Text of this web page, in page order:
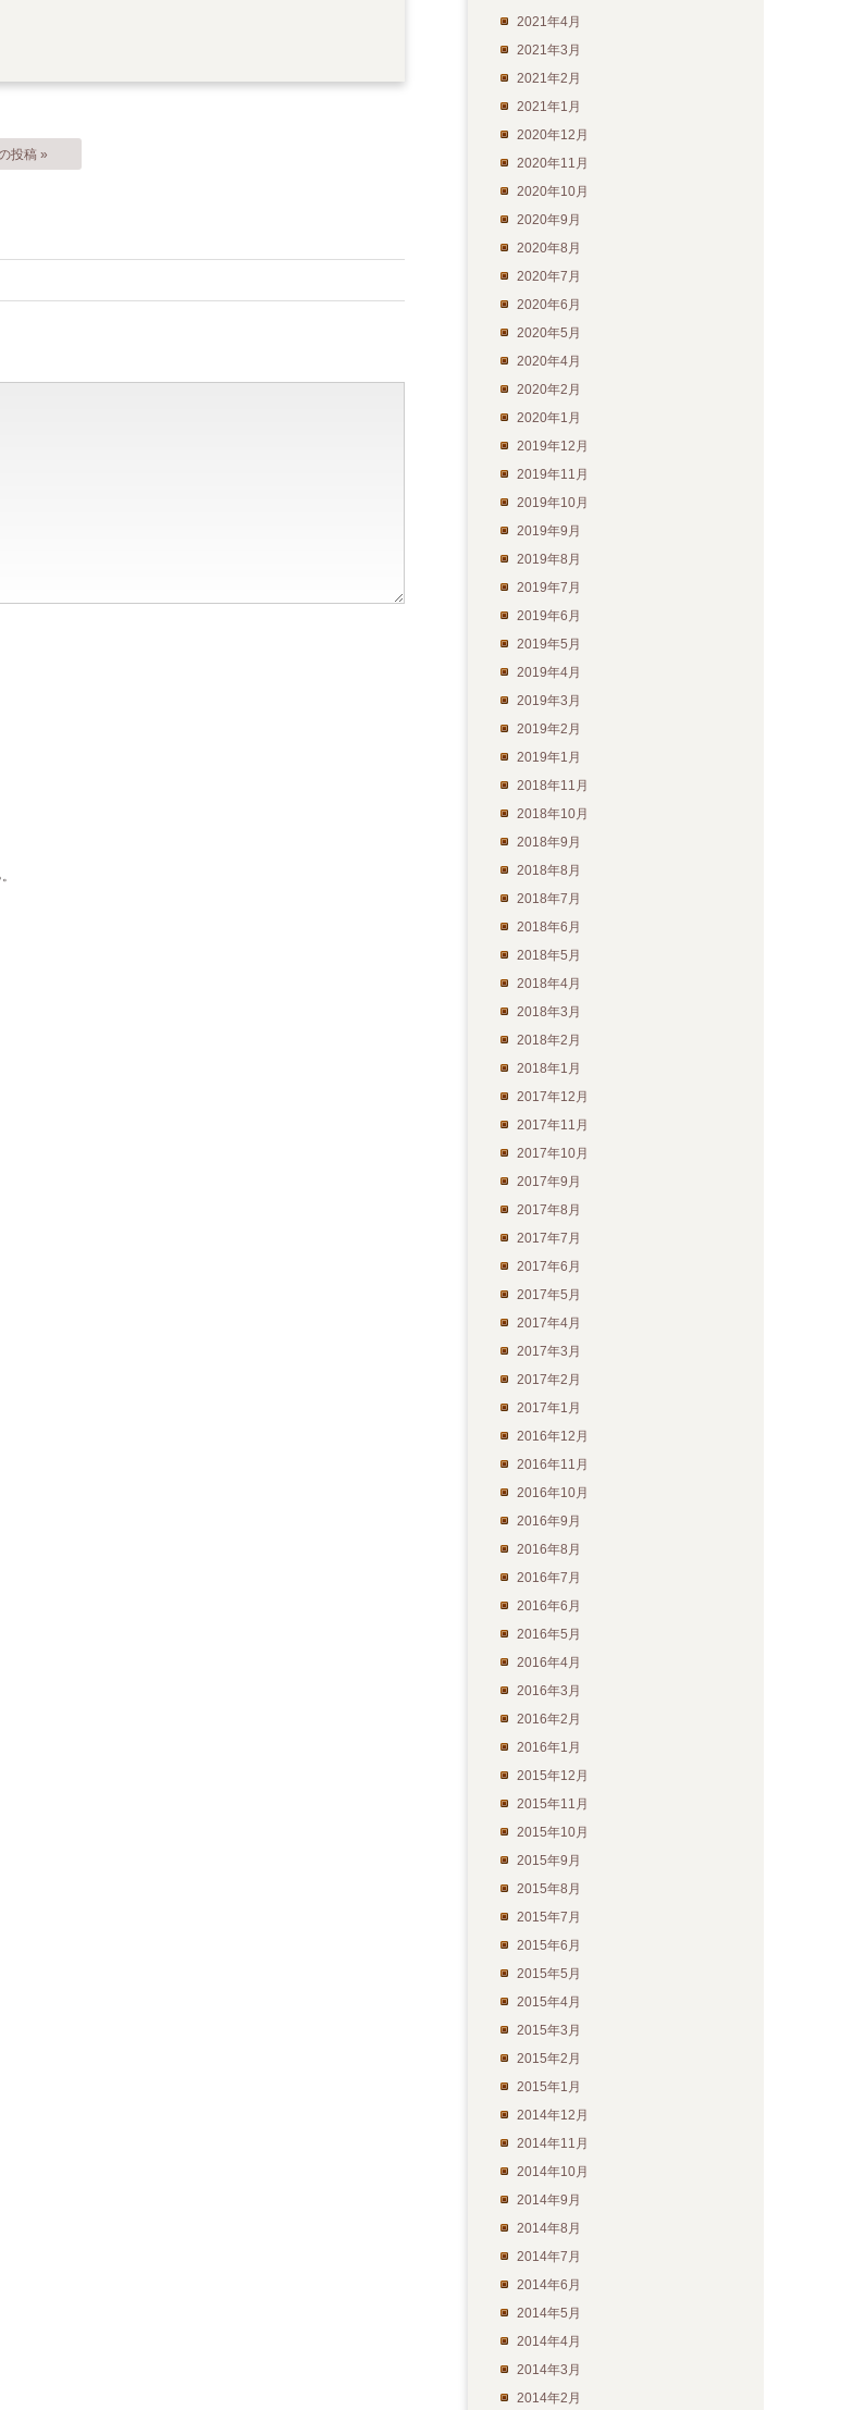
投稿 »
2021年4月
2021年3月
2021年2月
2021年1月
2020年12月
2020年11月
2020年10月
2020年9月
2020年8月
2020年7月
2020年6月
2020年5月
2020年4月
2020年2月
2020年1月
2019年12月
2019年11月
2019年10月
2019年9月
2019年8月
2019年7月
2019年6月
2019年5月
2019年4月
2019年3月
2019年2月
2019年1月
2018年11月
2018年10月
2018年9月
2018年8月
2018年7月
2018年6月
2018年5月
2018年4月
2018年3月
2018年2月
2018年1月
2017年12月
2017年11月
2017年10月
2017年9月
2017年8月
2017年7月
2017年6月
2017年5月
2017年4月
2017年3月
2017年2月
2017年1月
2016年12月
2016年11月
2016年10月
2016年9月
2016年8月
2016年7月
2016年6月
2016年5月
2016年4月
2016年3月
2016年2月
2016年1月
2015年12月
2015年11月
2015年10月
2015年9月
2015年8月
2015年7月
2015年6月
2015年5月
2015年4月
2015年3月
2015年2月
2015年1月
2014年12月
2014年11月
2014年10月
2014年9月
2014年8月
2014年7月
2014年6月
2014年5月
2014年4月
2014年3月
2014年2月